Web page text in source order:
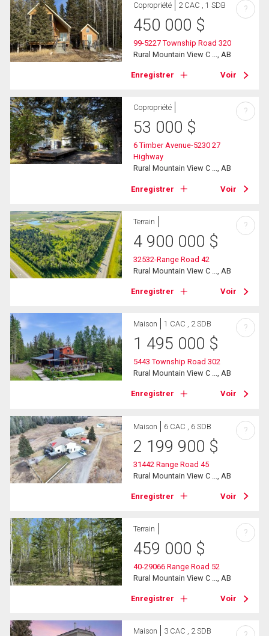
Copropriété 2 CAC , 1 SDB
450 000 $
99-5227 Township Road 320
Rural Mountain View C ..., AB
Enregistrer Voir
?
Copropriété
53 000 $
6 Timber Avenue-5230 27
Highway
Rural Mountain View C ..., AB
Enregistrer Voir
?
Terrain
4 900 000 $
32532-Range Road 42
Rural Mountain View C ..., AB
Enregistrer Voir
?
Maison 1 CAC , 2 SDB
1 495 000 $
5443 Township Road 302
Rural Mountain View C ..., AB
Enregistrer Voir
?
Maison 6 CAC , 6 SDB
2 199 900 $
31442 Range Road 45
Rural Mountain View C ..., AB
Enregistrer Voir
?
Terrain
459 000 $
40-29066 Range Road 52
Rural Mountain View C ..., AB
Enregistrer Voir
?
Maison 3 CAC , 2 SDB